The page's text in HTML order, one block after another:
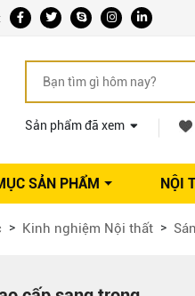
Sản phẩm đã xem
SẢN PHẨM NỘI
Kinh nghiệm Nội thất